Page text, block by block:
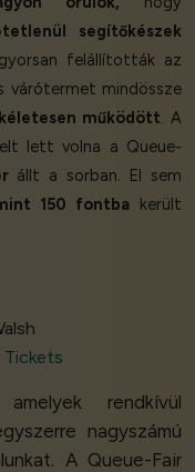
segítőkészek
felállították az
várótermet mindössze
működött. A
lett volna a Queue-
állt a sorban. El sem
150 fontba került
Tickets
rendkívül
nagyszámú
A Queue-Fair